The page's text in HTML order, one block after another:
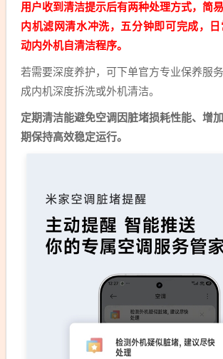
用户收到清洁提示后有两种处理方式，简
内机滤网清水冲洗，五分钟即可完成，
动内外机自清洁程序。
若需要深度养护，可下单官方专业保养服
成内机深度拆洗或外机清洁。
定期清洁能避免空调因脏堵损耗性能、增
期保持高效稳定运行。